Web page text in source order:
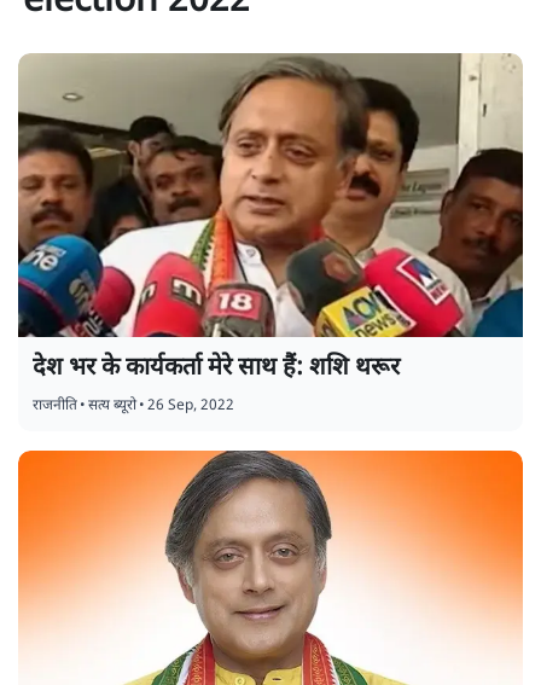
देश भर के कार्यकर्ता मेरे साथ हैं: शशि थरूर
राजनीति•सत्य ब्यूरो•26 Sep, 2022